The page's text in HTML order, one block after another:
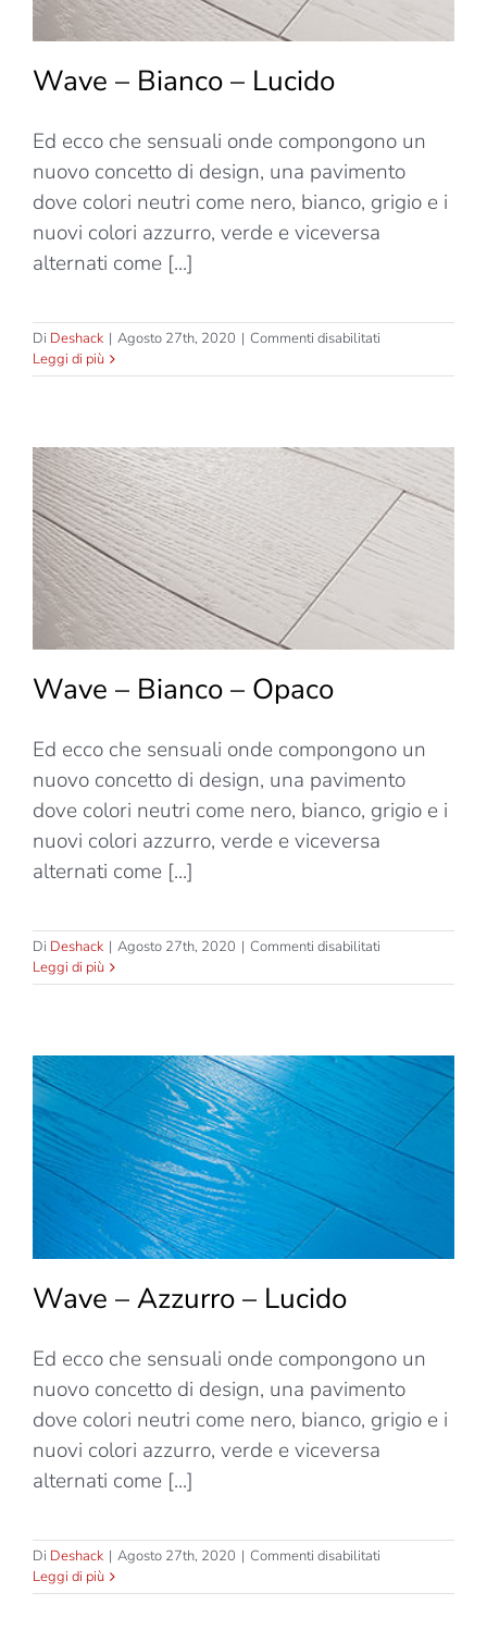
Wave – Bianco – Lucido
Ed ecco che sensuali onde compongono un
nuovo concetto di design, una pavimento
dove colori neutri come nero, bianco, grigio e i
nuovi colori azzurro, verde e viceversa
alternati come [...]
Di Deshack | Agosto 27th, 2020 | Commenti disabilitati
–
Leggi di più
Wave – Bianco – Opaco
Ed ecco che sensuali onde compongono un
nuovo concetto di design, una pavimento
dove colori neutri come nero, bianco, grigio e i
nuovi colori azzurro, verde e viceversa
alternati come [...]
Di Deshack | Agosto 27th, 2020 | Commenti disabilitati
–
Leggi di più
Wave – Azzurro – Lucido
Ed ecco che sensuali onde compongono un
nuovo concetto di design, una pavimento
dove colori neutri come nero, bianco, grigio e i
nuovi colori azzurro, verde e viceversa
alternati come [...]
Di Deshack | Agosto 27th, 2020 | Commenti disabilitati
–
Leggi di più